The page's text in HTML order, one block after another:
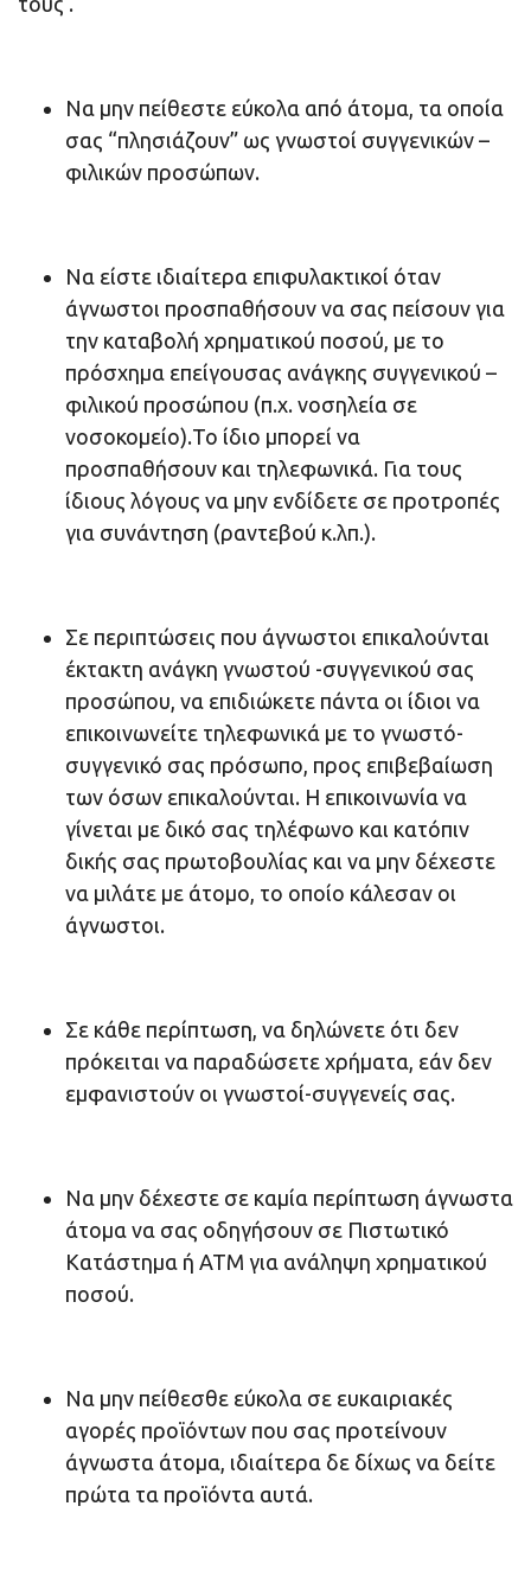
Να μην πείθεστε εύκολα από άτομα, τα οποία
σας “πλησιάζουν” ως γνωστοί συγγενικών –
φιλικών προσώπων.
Να είστε ιδιαίτερα επιφυλακτικοί όταν
άγνωστοι προσπαθήσουν να σας πείσουν για
την καταβολή χρηματικού ποσού, με το
πρόσχημα επείγουσας ανάγκης συγγενικού –
φιλικού προσώπου (π.χ. νοσηλεία σε
νοσοκομείο).Το ίδιο μπορεί να
προσπαθήσουν και τηλεφωνικά. Για τους
ίδιους λόγους να μην ενδίδετε σε προτροπές
για συνάντηση (ραντεβού κ.λπ.).
Σε περιπτώσεις που άγνωστοι επικαλούνται
έκτακτη ανάγκη γνωστού -συγγενικού σας
προσώπου, να επιδιώκετε πάντα οι ίδιοι να
επικοινωνείτε τηλεφωνικά με το γνωστό-
συγγενικό σας πρόσωπο, προς επιβεβαίωση
των όσων επικαλούνται. Η επικοινωνία να
γίνεται με δικό σας τηλέφωνο και κατόπιν
δικής σας πρωτοβουλίας και να μην δέχεστε
να μιλάτε με άτομο, το οποίο κάλεσαν οι
άγνωστοι.
Σε κάθε περίπτωση, να δηλώνετε ότι δεν
πρόκειται να παραδώσετε χρήματα, εάν δεν
εμφανιστούν οι γνωστοί-συγγενείς σας.
Να μην δέχεστε σε καμία περίπτωση άγνωστα
άτομα να σας οδηγήσουν σε Πιστωτικό
Κατάστημα ή ΑΤΜ για ανάληψη χρηματικού
ποσού.
Να μην πείθεσθε εύκολα σε ευκαιριακές
αγορές προϊόντων που σας προτείνουν
άγνωστα άτομα, ιδιαίτερα δε δίχως να δείτε
πρώτα τα προϊόντα αυτά.